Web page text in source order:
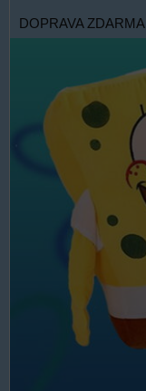
DOPRAVA ZDARMA